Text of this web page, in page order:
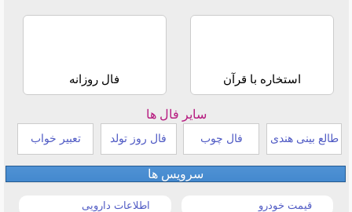
استخاره با قرآن فال روزانه
سایر فال ها
طالع بینی هندی فال چوب فال روز تولد تعبیر خواب
سرویس ها
قیمت خودرو اطلاعات دارویی